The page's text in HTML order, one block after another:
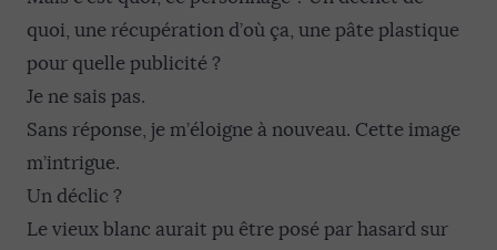
quoi, une récupération d’où ça, une pâte plastique
pour quelle publicité ?
Je ne sais pas.
Sans réponse, je m’éloigne à nouveau. Cette image
m’intrigue.
Un déclic ?
Le vieux blanc aurait pu être posé par hasard sur